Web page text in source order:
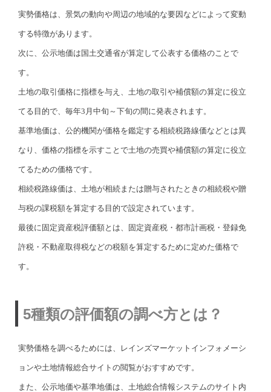
実勢価格は、景気の動向や周辺の地域的な要因などによって変動
する特徴があります。
次に、公示地価は国土交通省が算定して公表する価格のことで
す。
土地の取引価格に指標を与え、土地の取引や補償額の算定に役立
てる目的で、毎年3月中旬～下旬の間に発表されます。
基準地価は、公的機関が価格を鑑定する相続税路線価などとは異
なり、価格の指標を示すことで土地の売買や補償額の算定に役立
てるための価格です。
相続税路線価は、土地が相続または贈与されたときの相続税や贈
与税の課税額を算定する目的で設定されています。
最後に固定資産税評価額とは、固定資産税・都市計画税・登録免
許税・不動産取得税などの税額を算定するために定めた価格で
す。
5種類の評価額の調べ方とは？
実勢価格を調べるためには、レインズマーケットインフォメーシ
ョンや土地情報総合サイトの閲覧がおすすめです。
また、公示地価や基準地価は、土地総合情報システムのサイト内